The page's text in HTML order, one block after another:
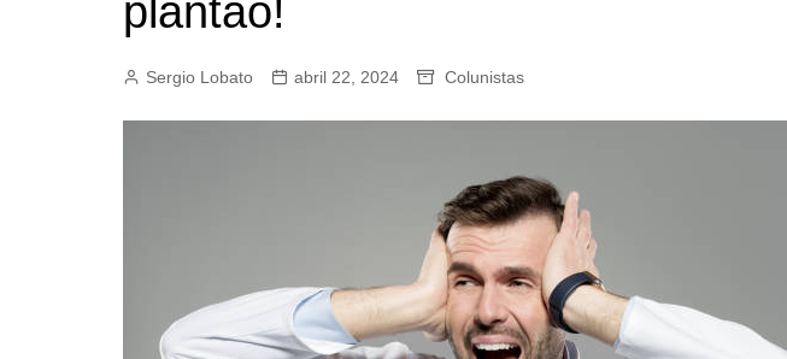
plantão!
Sergio Lobato abril 22, 2024 Colunistas